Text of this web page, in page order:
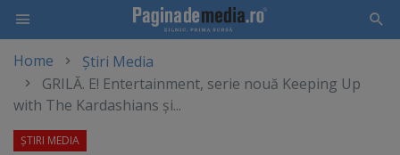
main
content
Home
Știri Media
GRILĂ. E! Entertainment, serie nouă Keeping Up
with The Kardashians şi...